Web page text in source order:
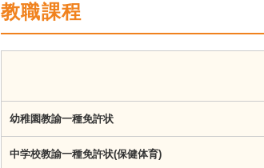
教職課程
幼稚園教諭一種免許状
中学校教諭一種免許状(保健体育)